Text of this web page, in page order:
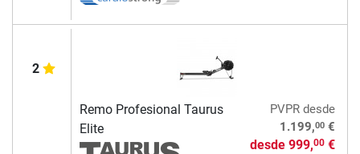
2
Remo Profesional Taurus
Elite
PVPRdesde
1.199,00€
desde 999,00€